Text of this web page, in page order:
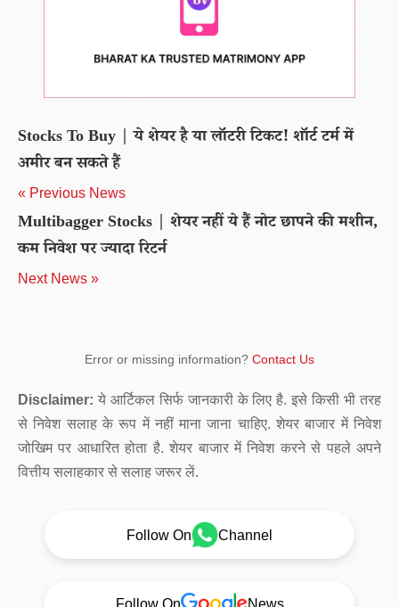
Stocks To Buy | ये शेयर है या लॉटरी टिकट! शॉर्ट टर्म में
अमीर बन सकते हैं
« Previous News
Multibagger Stocks | शेयर नहीं ये हैं नोट छापने की मशीन,
कम निवेश पर ज्यादा रिटर्न
Next News »
Error or missing information? Contact Us
Disclaimer: ये आर्टिकल सिर्फ जानकारी के लिए है. इसे किसी भी तरह
से निवेश सलाह के रूप में नहीं माना जाना चाहिए. शेयर बाजार में निवेश
जोखिम पर आधारित होता है. शेयर बाजार में निवेश करने से पहले अपने
वित्तीय सलाहकार से सलाह जरूर लें.
Follow On Channel
Follow On News